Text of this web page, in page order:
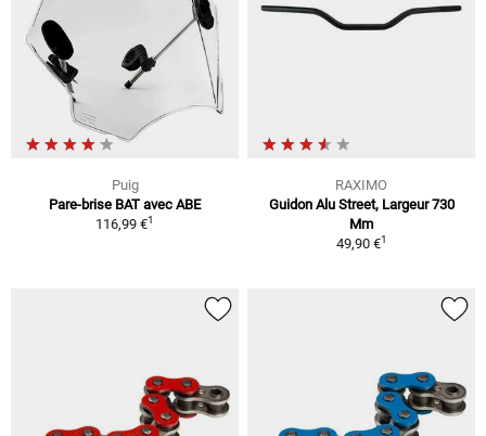
Puig
Pare-brise BAT avec ABE
116,99 €1
RAXIMO
Guidon Alu Street, Largeur 730
Mm
49,90 €1